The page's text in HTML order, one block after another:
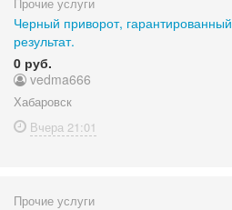
Черный приворот, гарантированный
результат.
0 руб.
vedma666
Хабаровск
Вчера 21:01
Прочие услуги